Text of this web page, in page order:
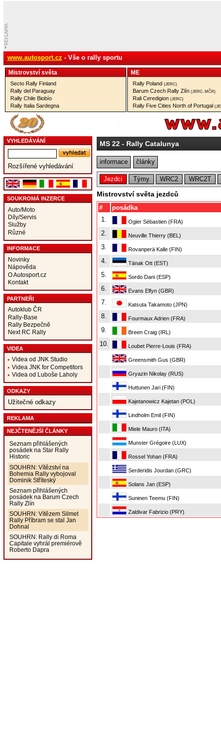
www.autosport.cz - Vše o rally sportu
Mistrovství­ světa
Secto Rally Finland
Rally del Paraguay
Rally Chile Biobío
Rally Italia Sardegna
ME
Rally Poland (JERC)
Barum Czech Rally Zlín (JERC, MČR)
Rali Ceredigion (JERC)
Rally Five Cities North of Portugal
VYHLEDÁVÁNÍ
Rozšířené vyhledávání
SOUKROMÁ INZERCE
Auto/Moto
Díly/Servis
Služby
Různé
INFORMACE
Novinky
Nápověda
O Autosport.cz
Kontakt
PARTNEŘI
Autoklub ČR
Rally-Base
Rally Bezpečně
Next RC Rally
VIDEA
Videa od JNK Studio
Videa JNK for Competitors
Videa od Luboše Laholy
ODKAZY
Užitečné odkazy
REKLAMA
NEJČTENĚJŠÍ ČLÁNKY
Seznam přihlášených
posádek na Star Rally
Historic
SOUHRN: Vítězství na
Bohemia Rally vybojoval
Dominik Stříteský
Seznam přihlášených
posádek na Barum Czech
Rally Zlín
SOUHRN: Vítězem Silmet
Rally Příbram se stal Jan
Dohnal
SOUHRN: Rally di Roma
Capitale vyhrál premiérově
Roberto Dapra
MS 22- Rally Catalunya
informace články
Jezdci Týmy WRC2 WRC2T
Mistrovství světa jezdců
#
posádka
1.
Ogier Sébastien (FRA)
2. Neuville Thierry (BEL)
3. Rovanperä Kalle (FIN)
4. Tänak Ott (EST)
5. Sordo Dani (ESP)
6. Evans Elfyn (GBR)
7. Katsuta Takamoto (JPN)
8. Fourmaux Adrien (FRA)
9. Breen Craig (IRL)
10. Loubet Pierre-Louis (FRA)
Greensmith Gus (GBR)
Gryazin Nikolay (RUS)
Huttunen Jari (FIN)
Kajetanowicz Kajetan (POL)
Lindholm Emil (FIN)
Miele Mauro (ITA)
Munster Grégoire (LUX)
Rossel Yohan (FRA)
Serderidis Jourdan (GRC)
Solans Jan (ESP)
Suninen Teemu (FIN)
Zaldivar Fabrizio (PRY)